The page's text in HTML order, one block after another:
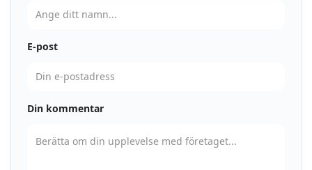
E-post
Din kommentar